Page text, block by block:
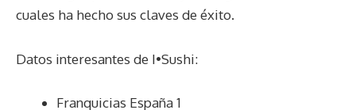
cuales ha hecho sus claves de éxito.
Datos interesantes de I•Sushi:
Franquicias España 1